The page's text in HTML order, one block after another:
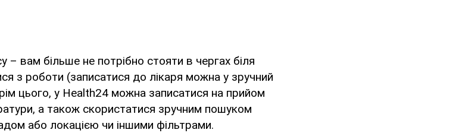
– вам більше не потрібно стояти в чергах біля
з роботи (записатися до лікаря можна у зручний
цього, у Health24 можна записатися на прийом
а також скористатися зручним пошуком
або локацією чи іншими фільтрами.